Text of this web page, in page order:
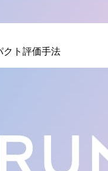
クト評価手法